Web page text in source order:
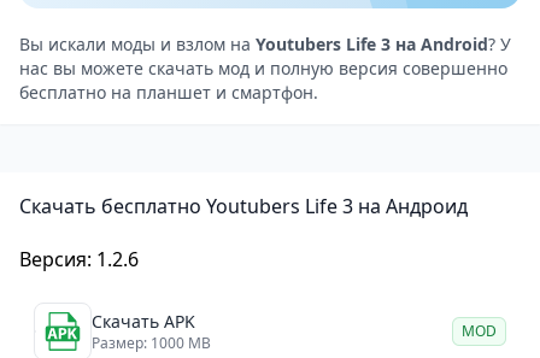
улучшить результаты ваших игровых обзоров.
Профессиональное оборудование — это залог
высоких просмотров и лояльности аудитории.
Развитие канала невозможно без помощи
рабочих процессов. Персональные тренеры в
продуктивность. Делегируйте задачи, чтобы
сосредоточиться на творческих идеях. Команда
профессионалов превратит вашу маленькую
Вы искали моды и взлом на Youtubers Life 3 на Android? У
нас вы можете скачать мод и полную версия совершенно
бесплатно на планшет и смартфон.
Скачать бесплатно Youtubers Life 3 на Андроид
Версия: 1.2.6
Скачать APK
Размер: 1000 MB
MOD